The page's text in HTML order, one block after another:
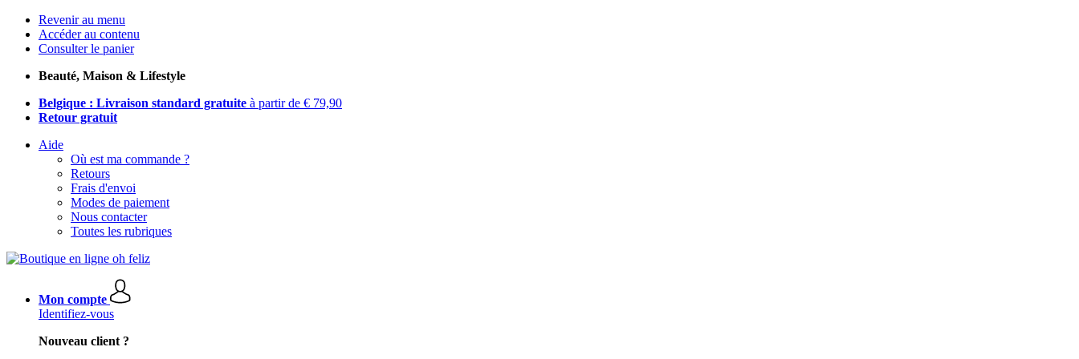
Revenir au menu
Accéder au contenu
Consulter le panier
Beauté, Maison & Lifestyle
Belgique : Livraison standard gratuite à partir de € 79,90
Retour gratuit
Aide
Où est ma commande ?
Retours
Frais d'envoi
Modes de paiement
Nous contacter
Toutes les rubriques
Mon compte
Identifiez-vous
Nouveau client ?